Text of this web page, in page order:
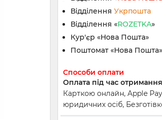
Відділення Укрпошта
Відділення «ROZETKA»
Кур'єр «Нова Пошта»
Поштомат «Нова Пошта»
Способи оплати
Оплата під час
Карткою онлайн, Apple
юридичних осіб,